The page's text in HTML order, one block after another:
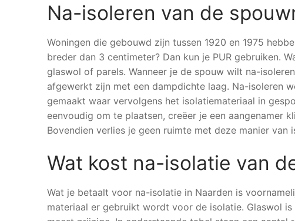
Na-isoleren van de
Woningen die gebouwd zijn tussen 1920 en 1975
breder dan 3 centimeter? Dan kun je PUR gebruiken.
glaswol of parels. Wanneer je de spouw wilt na-
afgewerkt zijn met een dampdichte laag. Na-isoleren
gemaakt waar vervolgens het isolatiemateriaal in
eenvoudig om te plaatsen, creëer je een aangenamer
Bovendien verlies je geen ruimte met deze manier van
Wat kost na-isolatie van
Wat je betaalt voor na-isolatie in Naarden is
materiaal er gebruikt wordt voor de isolatie. Glaswol